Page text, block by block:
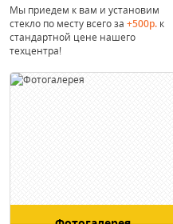
Мы приедем к вам и установим
стекло по месту всего за +500р. к
стандартной цене нашего
техцентра!